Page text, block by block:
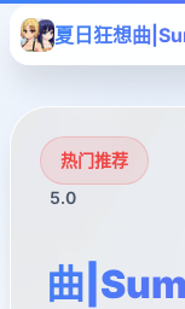
夏日狂想曲
热门推荐
5.0
曲